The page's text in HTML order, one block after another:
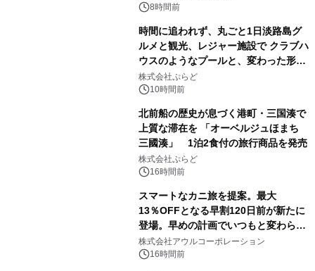
8時間前
時間に追われず、丸ごと1日淡路島グ
ルメと観光、レジャー施設で クラブハ
ウスのようなプールと、変わった形の
サウナも 「THE BOXY AWAJI」のお
得な素泊まり連泊プランで
株式会社ぷらど
10時間前
北前船の歴史が息づく港町・三国湊で
上質な滞在を 「オーベルジュほまち
三國湊」 1泊2食付の旅行商品を発売
株式会社ぷらど
16時間前
スマートなカニ旅を提案。最大
13％OFFとなる早割120日前が新たに
登場。早めの計画でいつもと変わらぬ
大人の冬旅を。ー夕日ヶ浦温泉「佳松
苑 別邸ふうか」ー
株式会社アウルコーポレーション
16時間前